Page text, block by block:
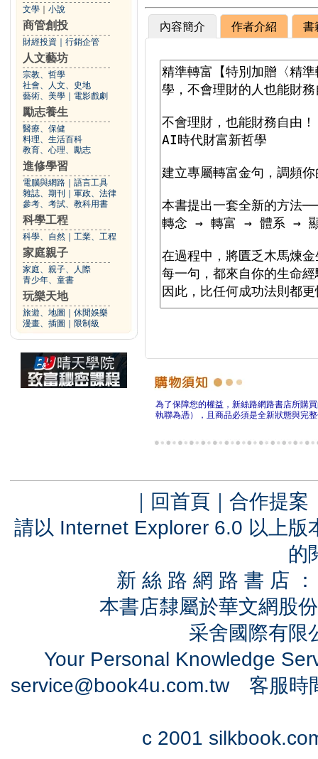
文學 小說
商管創投
財經投資 行銷企管
人文藝坊
宗教、哲學
社會、人文、史地
藝術、美學
電影戲劇
勵志養生
醫療、保健
料理、生活百科
教育、心理、勵志
進修學習
電腦與網路
語言工具
雜誌、期刊
軍政、法律
參考、考試、教科用書
科學工程
科學、自然 工業、工程
家庭親子
家庭、親子、人際
青少年、童書
玩樂天地
旅遊、地圖
休閒娛樂
漫畫、插圖
限制級
內容簡介 作者介紹 書
為了保障您的權益，新絲路網路書店所購
執聯為憑），且商品必須是全新狀態與完
｜ 回首頁 ｜ 合作提案
請以 Internet Explorer 6.0 以上
的
新 絲 路 網 路 書 店
本書店隸屬於華文網股
采舍國際有
Your Personal Knowledge
service@book4u.com.tw客服時
c 2001